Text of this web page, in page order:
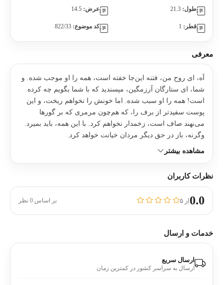
طول: 21.3 عرض: 14.5
قطر: 1 کد موضوع: 822/33
معرفی
آه، ای روح من، فتنه این‌جا خفته است، همه را او موجب شده. و
شما، ای ستارگان آرزمگین، مپسندید که با شما بگویم چه کرده
است! همه را او سبب شده. اما خونش را نخواهم ریخت، و این
پوست سفید‌تر از برف را، که هم‌چون مرمری که بر گور‌ها
می‌نهند صاف است، زخمدار نخواهم کرد. با این همه، باید بمیرد.
وگرنه، باز در حق دیگر مردان خیانت خواهد کرد.
مشاهده بیشتر
نظرات کاربران
0.0از ۵ بر اساس 0 نظر
خدمات و ارسال
ارسال سریع
ارسال به سراسر کشور در کمترین زمان